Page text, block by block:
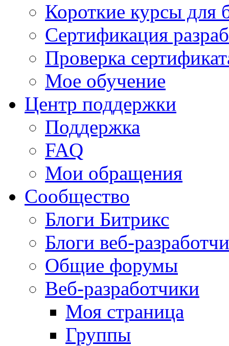
Короткие курсы для
Сертификация
Проверка
Мое обучение
Центр поддержки
Поддержка
FAQ
Мои обращения
Сообщество
Блоги Битрикс
Блоги веб-
Общие форумы
Веб-разработчики
Моя страница
Группы